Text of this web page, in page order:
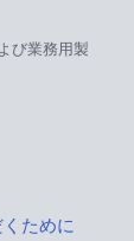
び業務用製
ために